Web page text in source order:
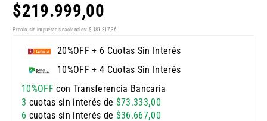
$219.999,00
Precio sin impuestos nacionales: $ 181 .817,36
20%OFF + 6 Cuotas Sin Interés
10%OFF + 4 Cuotas Sin Interés
10%OFFcon Transferencia Bancaria
3 cuotas sin interés de $73.333,00
6 cuotas sin interés de $36.667,00